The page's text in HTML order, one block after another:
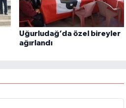
Uğurludağ’da özel bireyler
ağırlandı